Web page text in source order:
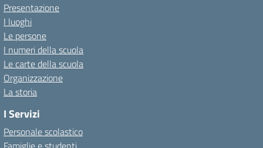
Presentazione
I luoghi
Le persone
I numeri della scuola
Le carte della scuola
Organizzazione
La storia
I Servizi
Personale scolastico